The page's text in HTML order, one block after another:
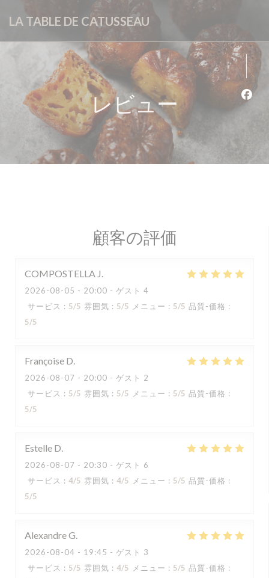
クッキー利用の管理について
LA TABLE DE CATUSSEAU
レビュー
顧客の評価
COMPOSTELLA J
2026-08-05 - 20:00 - ゲスト 4
サービス : 5/5 雰囲気 : 5/5 メニュー : 5/5 品質-価格 :
5/5
Françoise D
2026-08-07 - 20:00 - ゲスト 2
サービス : 5/5 雰囲気 : 5/5 メニュー : 5/5 品質-価格 :
5/5
Estelle D
2026-08-07 - 20:30 - ゲスト 6
サービス : 4/5 雰囲気 : 4/5 メニュー : 5/5 品質-価格 :
5/5
AlexandreG
2026-08-04 - 19:45 - ゲスト 3
サービス : 5/5 雰囲気 : 4/5 メニュー : 5/5 品質-価格 :